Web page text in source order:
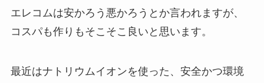
エレコムは安かろう悪かろうとか言われますが、
コスパも作りもそこそこ良いと思います。
最近はナトリウムイオンを使った、安全かつ環境